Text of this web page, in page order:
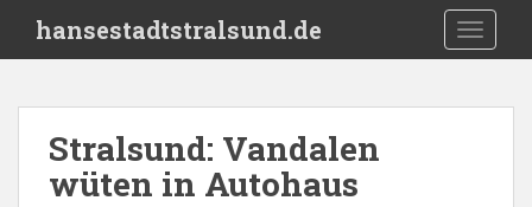
i
hansestadtstralsund.de
Stralsund: Vandalen
wüten in Autohaus